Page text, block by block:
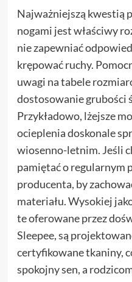
Najważniejszą kwestią
nogami jest właściwy
nie zapewniać
krępować ruchy.
uwagi na tabele
dostosowanie grubości
Przykładowo, lżejsze
ocieplenia doskonale
wiosenno-letnim. Jeśli
pamiętać o regularnym
producenta, by
materiału. Wysokiej
te oferowane przez
Sleepee, są
certyfikowane tkaniny,
spokojny sen, a